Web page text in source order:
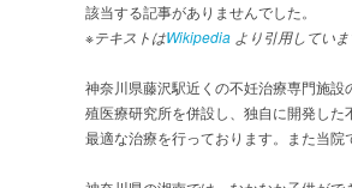
該当する記事がありませんでした。
※テキストはWikipedia より引用していま
神奈川県藤沢駅近くの不妊治療専門施
殖医療研究所を併設し、独自に開発し
最適な治療を行っております。また当院